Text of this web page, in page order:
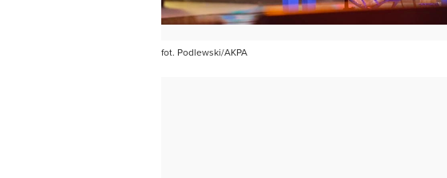
fot. Podlewski/AKPA